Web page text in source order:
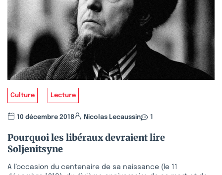
Culture Lecture
10 décembre 2018 Nicolas Lecaussin 1
Pourquoi les libéraux devraient lire
Soljenitsyne
A l’occasion du centenaire de sa naissance (le 11